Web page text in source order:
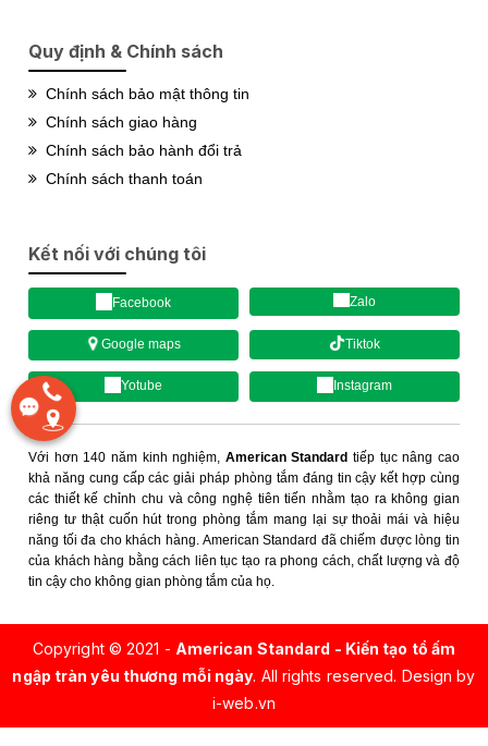
Quy định & Chính sách
Chính sách bảo mật thông tin
Chính sách giao hàng
Chính sách bảo hành đổi trả
Chính sách thanh toán
Kết nối với chúng tôi
Facebook Zalo
Google maps Tiktok
Yotube Instagram
Với hơn 140 năm kinh nghiệm, American Standard tiếp tục nâng cao
khả năng cung cấp các giải pháp phòng tắm đáng tin cậy kết hợp cùng
các thiết kế chỉnh chu và công nghệ tiên tiến nhằm tạo ra không gian
riêng tư thật cuốn hút trong phòng tắm mang lại sự thoải mái và hiệu
năng tối đa cho khách hàng. American Standard đã chiếm được lòng tin
của khách hàng bằng cách liên tục tạo ra phong cách, chất lượng và độ
tin cậy cho không gian phòng tắm của họ.
Copyright © 2021 - American Standard - Kiến tạo tổ ấm
ngập tràn yêu thương mỗi ngày. All rights reserved. Design by
i-web.vn